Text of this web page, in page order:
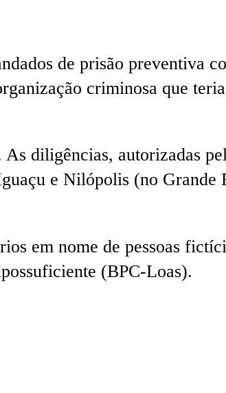
de prisão preventiva
criminosa que
diligências, autorizadas
e Nilópolis (no Grande
em nome de pessoas
(BPC-Loas).